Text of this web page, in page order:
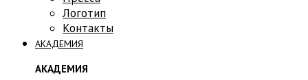
Логотип
Контакты
АКАДЕМИЯ
АКАДЕМИЯ